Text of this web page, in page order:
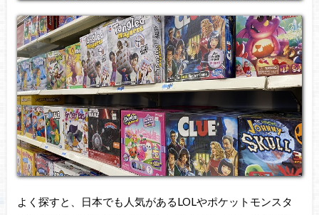
よく探すと、日本でも人気があるLOLやポケットモンスタ